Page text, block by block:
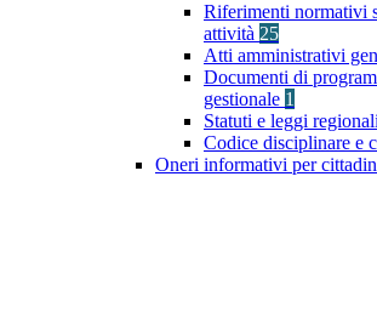
Riferimenti normativi
attività 25
Atti amministrativi
Documenti di
gestionale 1
Statuti e leggi regionali
Codice disciplinare e
Oneri informativi per